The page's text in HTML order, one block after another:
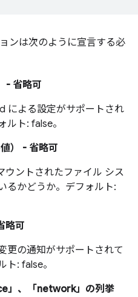
ンは次のように宣言する必
- 省略可
による設定がサポートされ
ルト: false。
）
- 省略可
ウントされたファイル シス
るかどうか。デフォルト:
略可
更の通知がサポートされて
ト: false。
」、「network」の列挙